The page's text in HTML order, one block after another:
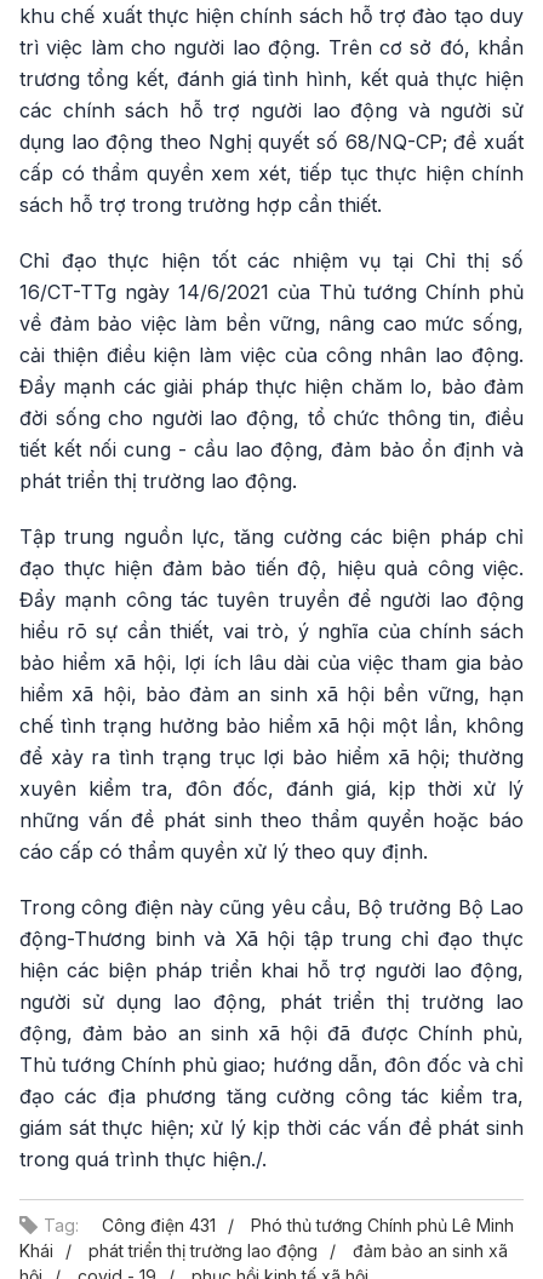
khu chế xuất thực hiện chính sách hỗ trợ đào tạo duy
trì việc làm cho người lao động. Trên cơ sở đó, khẩn
trương tổng kết, đánh giá tình hình, kết quả thực hiện
các chính sách hỗ trợ người lao động và người sử
dụng lao động theo Nghị quyết số 68/NQ-CP; đề xuất
cấp có thẩm quyền xem xét, tiếp tục thực hiện chính
sách hỗ trợ trong trường hợp cần thiết.
Chỉ đạo thực hiện tốt các nhiệm vụ tại Chỉ thị số
16/CT-TTg ngày 14/6/2021 của Thủ tướng Chính phủ
về đảm bảo việc làm bền vững, nâng cao mức sống,
cải thiện điều kiện làm việc của công nhân lao động.
Đẩy mạnh các giải pháp thực hiện chăm lo, bảo đảm
đời sống cho người lao động, tổ chức thông tin, điều
tiết kết nối cung - cầu lao động, đảm bảo ổn định và
phát triển thị trường lao động.
Tập trung nguồn lực, tăng cường các biện pháp chỉ
đạo thực hiện đảm bảo tiến độ, hiệu quả công việc.
Đẩy mạnh công tác tuyên truyền để người lao động
hiểu rõ sự cần thiết, vai trò, ý nghĩa của chính sách
bảo hiểm xã hội, lợi ích lâu dài của việc tham gia bảo
hiểm xã hội, bảo đảm an sinh xã hội bền vững, hạn
chế tình trạng hưởng bảo hiểm xã hội một lần, không
để xảy ra tình trạng trục lợi bảo hiểm xã hội; thường
xuyên kiểm tra, đôn đốc, đánh giá, kịp thời xử lý
những vấn đề phát sinh theo thẩm quyển hoặc báo
cáo cấp có thẩm quyền xử lý theo quy định.
Trong công điện này cũng yêu cầu, Bộ trưởng Bộ Lao
động-Thương binh và Xã hội tập trung chỉ đạo thực
hiện các biện pháp triển khai hỗ trợ người lao động,
người sử dụng lao động, phát triển thị trường lao
động, đảm bảo an sinh xã hội đã được Chính phủ,
Thủ tướng Chính phủ giao; hướng dẫn, đôn đốc và chỉ
đạo các địa phương tăng cường công tác kiểm tra,
giám sát thực hiện; xử lý kịp thời các vấn đề phát sinh
trong quá trình thực hiện./.
Tag: Công điện 431
Phó thủ tướng Chính phủ Lê Minh
Khái
phát triển thị trường lao động
đảm bảo an sinh xã